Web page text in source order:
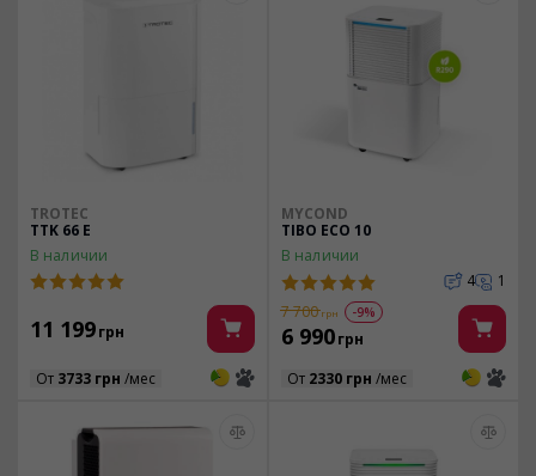
TROTEC
TTK 66 E
В наличии
11 199грн
От 3733 грн /мес 3 3
MYCOND
TIBO ECO 10
В наличии
4
1
7 700 грн -9%
6 990грн
От 2330 грн /мес 3 3